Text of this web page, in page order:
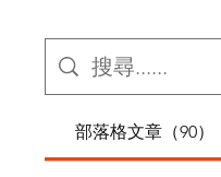
部落格文章（90）